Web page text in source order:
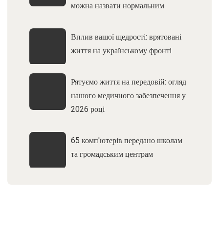
можна назвати нормальним
Вплив вашої щедрості: врятовані
життя на українському фронті
Рятуємо життя на передовій: огляд
нашого медичного забезпечення у
2026 році
65 комп'ютерів передано школам
та громадським центрам